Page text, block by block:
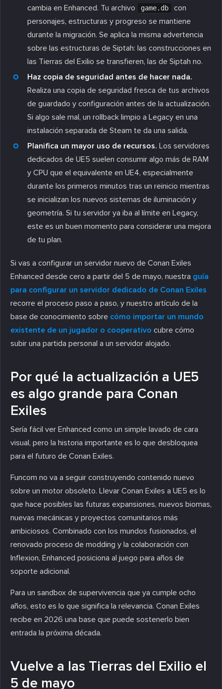
cambia en Enhanced. Tu archivo
game.db
con
personajes, estructuras y progreso se mantiene
durante la migración. Se aplica la misma advertencia
sobre las estructuras de Siptah: las construcciones en
las Tierras del Exilio se transfieren, las de Siptah no.
Haz copia de seguridad antes de hacer nada.
Realiza una copia de seguridad fresca de tus archivos
de guardado y configuración antes de la actualización.
Si algo sale mal, un rollback limpio a Legacy en una
instalación separada de Steam te da una salida.
Planifica un mayor uso de recursos. Los servidores
dedicados de UE5 suelen consumir algo más de RAM
y CPU que el equivalente en UE4, especialmente
durante los primeros minutos tras un reinicio mientras
se inicializan los nuevos sistemas de iluminación y
geometría. Si tu servidor ya iba al límite en Legacy,
este es un buen momento para considerar una mejora
de tu plan.
Si vas a configurar un servidor nuevo de Conan Exiles
Enhanced desde cero a partir del 5 de mayo, nuestra guía
para configurar un servidor dedicado de Conan Exiles
recorre el proceso paso a paso, y nuestro artículo de la
base de conocimiento sobre cómo importar un mundo
existente de un jugador o cooperativo cubre cómo
subir una partida personal a un servidor alojado.
Por qué la actualización a UE5
es algo grande para Conan
Exiles
Sería fácil ver Enhanced como un simple lavado de cara
visual, pero la historia importante es lo que desbloquea
para el futuro de Conan Exiles.
Funcom no va a seguir construyendo contenido nuevo
sobre un motor obsoleto. Llevar Conan Exiles a UE5 es lo
que hace posibles las futuras expansiones, nuevos biomas,
nuevas mecánicas y proyectos comunitarios más
ambiciosos. Combinado con los mundos fusionados, el
renovado proceso de modding y la colaboración con
Inflexion, Enhanced posiciona al juego para años de
soporte adicional.
Para un sandbox de supervivencia que ya cumple ocho
años, esto es lo que significa la relevancia. Conan Exiles
recibe en 2026 una base que puede sostenerlo bien
entrada la próxima década.
Vuelve a las Tierras del Exilio el
5 de mayo